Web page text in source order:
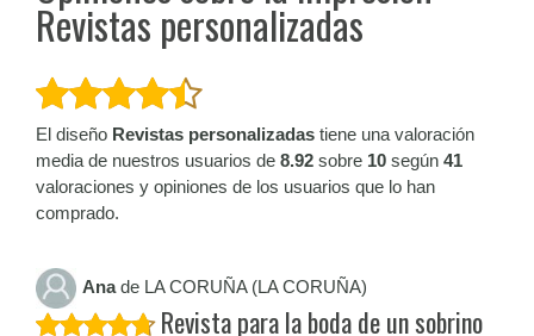
Revistas personalizadas
El diseño Revistas personalizadas tiene una valoración
media de nuestros usuarios de 8.92 sobre 10 según 41
valoraciones y opiniones de los usuarios que lo han
comprado.
Anade LA CORUÑA (LA CORUÑA)
Revista para la boda de un sobrino